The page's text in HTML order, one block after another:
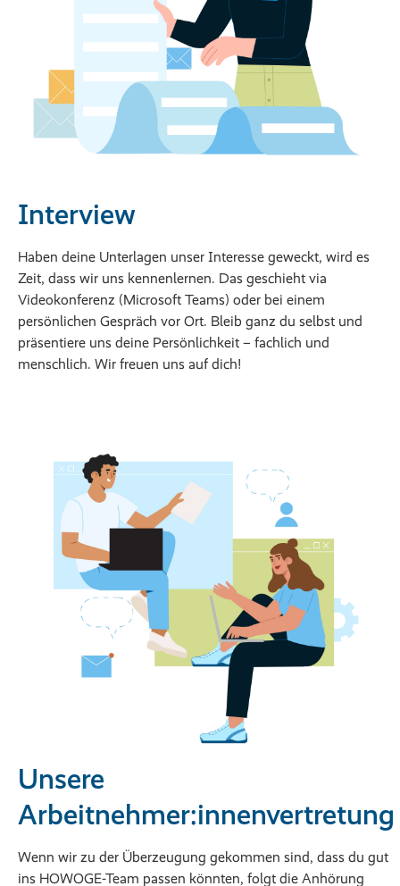
Interview
Haben deine Unterlagen unser Interesse geweckt, wird es
Zeit, dass wir uns kennenlernen. Das geschieht via
Videokonferenz (Microsoft Teams) oder bei einem
persönlichen Gespräch vor Ort. Bleib ganz du selbst und
präsentiere uns deine Persönlichkeit – fachlich und
menschlich. Wir freuen uns auf dich!
Unsere
Arbeitnehmer:innenvertretung
Wenn wir zu der Überzeugung gekommen sind, dass du gut
ins HOWOGE-Team passen könnten, folgt die Anhörung